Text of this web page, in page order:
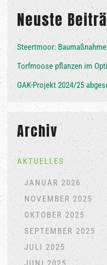
Neuste
Steertmoor:
Torfmoose pflanzen im
GAK-Projekt 2024/25
Archiv
AKTUELLES
JANUAR 2026
NOVEMBER 2025
OKTOBER 2025
SEPTEMBER 2025
JULI 2025
JUNI 2025